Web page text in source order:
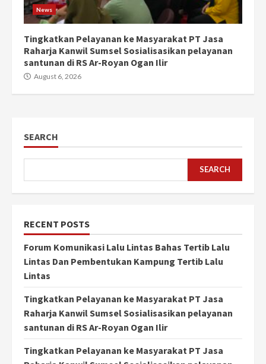
News
Tingkatkan Pelayanan ke Masyarakat PT Jasa
Raharja Kanwil Sumsel Sosialisasikan pelayanan
santunan di RS Ar-Royan Ogan Ilir
August 6, 2026
SEARCH
SEARCH
RECENT POSTS
Forum Komunikasi Lalu Lintas Bahas Tertib Lalu
Lintas Dan Pembentukan Kampung Tertib Lalu
Lintas
Tingkatkan Pelayanan ke Masyarakat PT Jasa
Raharja Kanwil Sumsel Sosialisasikan pelayanan
santunan di RS Ar-Royan Ogan Ilir
Tingkatkan Pelayanan ke Masyarakat PT Jasa